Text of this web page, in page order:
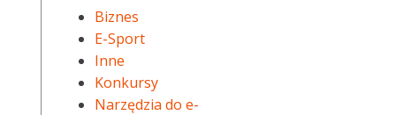
Biznes
E-Sport
Inne
Konkursy
Narzędzia do e-